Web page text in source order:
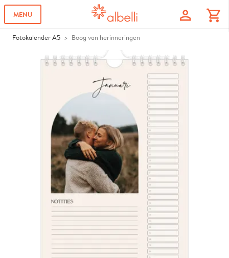
MENU profile shopping_cart
Fotokalender A5 Boog van herinneringen